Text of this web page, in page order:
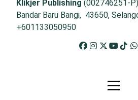
Klikjer Publishing (002746251-P)
Bandar Baru Bangi, 43650,
+601133050950